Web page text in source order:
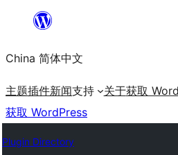
内
容
China 简体中文
主题插件新闻支持 关于获取
获取 WordPress
Plugin Directory